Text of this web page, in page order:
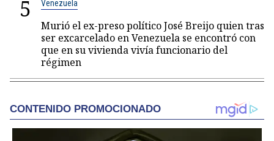
5 Venezuela
Murió el ex-preso político José Breijo quien tras
ser excarcelado en Venezuela se encontró con
que en su vivienda vivía funcionario del
régimen